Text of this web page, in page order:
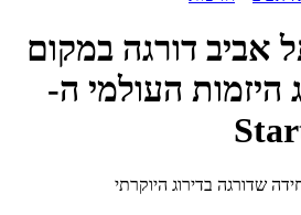
אביב דורגה במקום
היזמות העולמי ה-
שדורגה בדירוג היוקרתי